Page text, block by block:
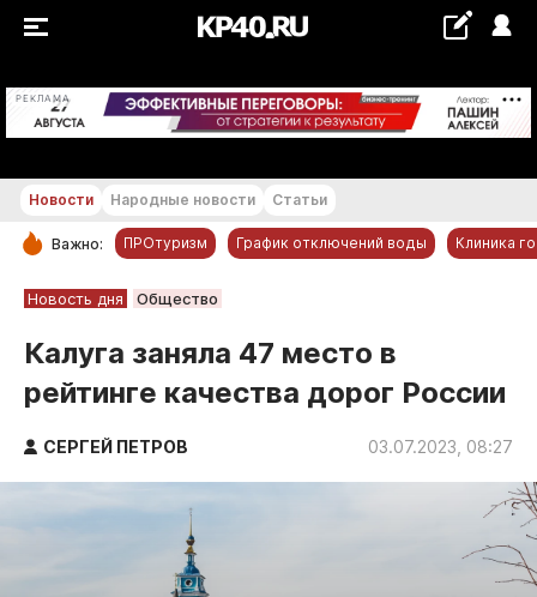
РЕКЛАМА +20...+21 °С
РУБРИКИ
Новости компаний
Статьи
Народные новости
Авто и транспорт
Благоустройство
Новости Народные новости Статьи
Важно: ПРОтуризм График отключений воды Клиника
Новость дня Общество
Калуга заняла 47 место в
рейтинге качества дорог России
СЕРГЕЙ ПЕТРОВ 03.07.2023, 08:27